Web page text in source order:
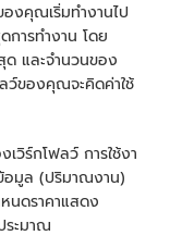
องคุณเริ่มทำงานไป
การทำงาน โดย
และจำนวนของ
ลว์ของคุณจะคิดค่าใช้
วิร์กโฟลว์ การใช้งา
อมูล (ปริมาณงาน)
นดราคาแสดง
ระมาณ